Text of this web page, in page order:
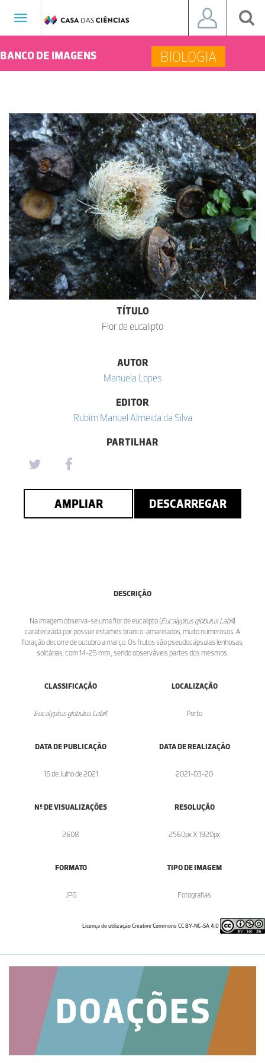
Toggle
BANCO DE IMAGENS BIOLOGIA
TÍTULO
Flor de eucalipto
AUTOR
Manuela Lopes
EDITOR
Rubim Manuel Almeida da Silva
PARTILHAR
AMPLIAR DESCARREGAR
DESCRIÇÃO
Na imagem observa-se uma flor de eucalipto (Eucalyptus globulus Labill)
caraterizada por possuir estames branco-amarelados, muito numerosos. A
floração decorre de outubro a março. Os frutos são pseudocápsulas lenhosas,
solitárias, com 14-25 mm., sendo observáveis partes dos mesmos.
CLASSIFICAÇÃO
Eucalyptus globulus Labill.
LOCALIZAÇÃO
Porto
DATA DE PUBLICAÇÃO
16 de Julho de 2021
DATA DE REALIZAÇÃO
2021-03-20
Nº DE VISUALIZAÇÕES
2608
RESOLUÇÃO
2560px X 1920px
FORMATO
.JPG
TIPO DE IMAGEM
Fotografias
Licença de utilização Creative Commons CC BY-NC-SA 4.0